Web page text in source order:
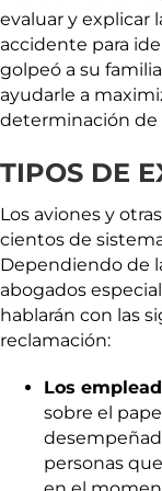
evaluar y explicar
accidente para
golpeó a su
ayudarle a
determinación de
TIPOS DE
Los aviones y
cientos de
Dependiendo de
abogados
hablarán con las
reclamación:
Los
sobre el
personas